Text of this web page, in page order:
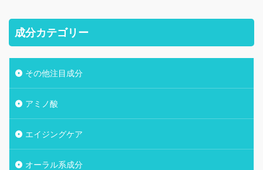
成分カテゴリー
その他注目成分
アミノ酸
エイジングケア
オーラル系成分